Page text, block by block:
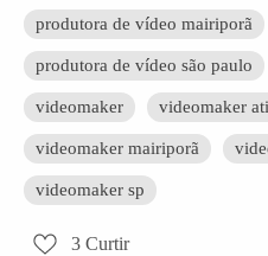
produtora de vídeo mairiporã
produtora de vídeo são paulo
videomaker videomaker
videomaker mairiporã
videomaker sp
3 Curtir